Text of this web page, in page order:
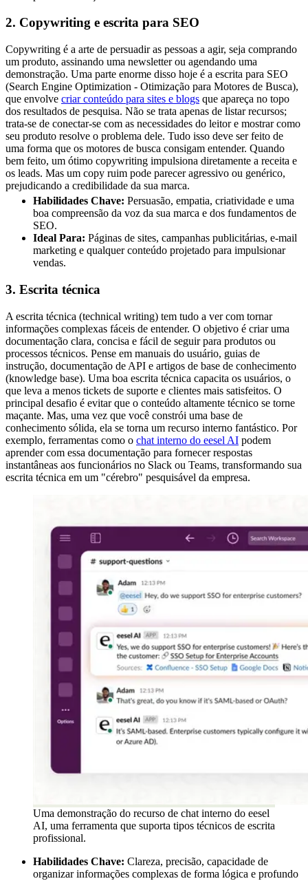
2. Copywriting e escrita para SEO
Copywriting é a arte de persuadir as pessoas a agir, seja comprando
um produto, assinando uma newsletter ou agendando uma
demonstração. Uma parte enorme disso hoje é a escrita para SEO
(Search Engine Optimization - Otimização para Motores de Busca),
que envolve criar conteúdo para sites e blogs que apareça no topo
dos resultados de pesquisa. Não se trata apenas de listar recursos;
trata-se de conectar-se com as necessidades do leitor e mostrar como
seu produto resolve o problema dele. Tudo isso deve ser feito de
uma forma que os motores de busca consigam entender. Quando
bem feito, um ótimo copywriting impulsiona diretamente a receita e
os leads. Mas um copy ruim pode parecer agressivo ou genérico,
prejudicando a credibilidade da sua marca.
Habilidades Chave: Persuasão, empatia, criatividade e uma
boa compreensão da voz da sua marca e dos fundamentos de
SEO.
Ideal Para: Páginas de sites, campanhas publicitárias, e-mail
marketing e qualquer conteúdo projetado para impulsionar
vendas.
3. Escrita técnica
A escrita técnica (technical writing) tem tudo a ver com tornar
informações complexas fáceis de entender. O objetivo é criar uma
documentação clara, concisa e fácil de seguir para produtos ou
processos técnicos. Pense em manuais do usuário, guias de
instrução, documentação de API e artigos de base de conhecimento
(knowledge base). Uma boa escrita técnica capacita os usuários, o
que leva a menos tickets de suporte e clientes mais satisfeitos. O
principal desafio é evitar que o conteúdo altamente técnico se torne
maçante. Mas, uma vez que você constrói uma base de
conhecimento sólida, ela se torna um recurso interno fantástico. Por
exemplo, ferramentas como o chat interno do eesel AI podem
aprender com essa documentação para fornecer respostas
instantâneas aos funcionários no Slack ou Teams, transformando sua
escrita técnica em um "cérebro" pesquisável da empresa.
Uma demonstração do recurso de chat interno do eesel
AI, uma ferramenta que suporta tipos técnicos de escrita
profissional.
Habilidades Chave: Clareza, precisão, capacidade de
organizar informações complexas de forma lógica e profundo